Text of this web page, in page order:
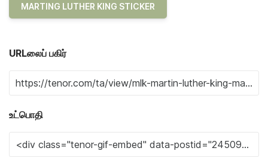
MARTING LUTHER KING STICKER
URLலைப் பகிர்
உட்பொதி